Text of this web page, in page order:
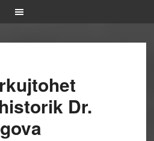
Dr.